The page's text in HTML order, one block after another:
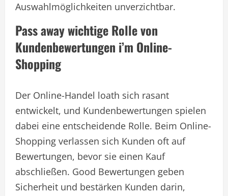
Auswahlmöglichkeiten unverzichtbar.
Pass away wichtige Rolle von
Kundenbewertungen i’m Online-
Shopping
Der Online-Handel loath sich rasant
entwickelt, und Kundenbewertungen spielen
dabei eine entscheidende Rolle. Beim Online-
Shopping verlassen sich Kunden oft auf
Bewertungen, bevor sie einen Kauf
abschließen. Good Bewertungen geben
Sicherheit und bestärken Kunden darin,